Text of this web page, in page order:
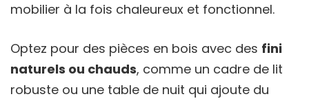
mobilier à la fois chaleureux et fonctionnel.
Optez pour des pièces en bois avec des fini
naturels ou chauds, comme un cadre de lit
robuste ou une table de nuit qui ajoute du